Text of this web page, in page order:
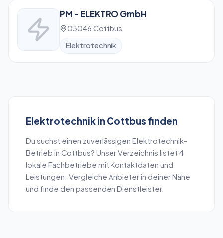
PM - ELEKTRO GmbH
03046 Cottbus
Elektrotechnik
Elektrotechnikin Cottbus finden
Du suchst einen zuverlässigen Elektrotechnik-
Betrieb in Cottbus? Unser Verzeichnis listet 4
lokale Fachbetriebe mit Kontaktdaten und
Leistungen. Vergleiche Anbieter in deiner Nähe
und finde den passenden Dienstleister.